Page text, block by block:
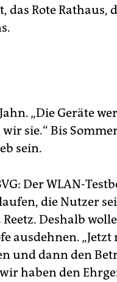
Rote Rathaus,
„Die Geräte
sie.“ Bis
sein.
Der WLAN-
die Nutzer
Deshalb
ausdehnen. „Jetzt
und dann den
haben den